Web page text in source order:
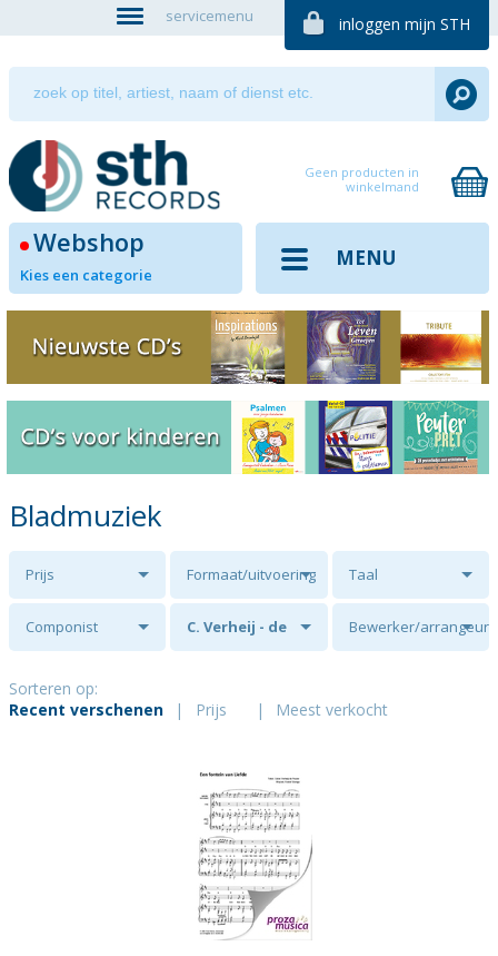
servicemenu inloggen mijn STH
Geen producten in
winkelmand
Webshop
Kies een categorie
MENU
Bladmuziek
Prijs Formaat/uitvoering Taal
Componist C. Verheij - de Bewerker/arrangeur
Sorteren op:
Recent verschenen
| Prijs | Meest verkocht